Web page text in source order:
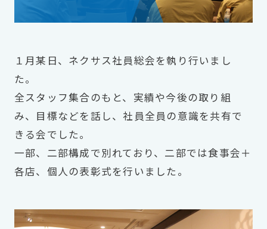
１月某日、ネクサス社員総会を執り行いまし
た。
全スタッフ集合のもと、実績や今後の取り組
み、目標などを話し、社員全員の意識を共有で
きる会でした。
一部、二部構成で別れており、二部では食事会＋
各店、個人の表彰式を行いました。